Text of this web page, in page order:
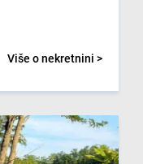
Više o nekretnini >